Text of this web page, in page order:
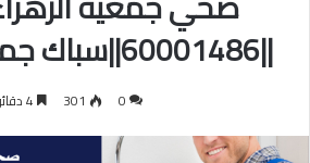
||60001486||سباك جمعية الزهراء
0
301